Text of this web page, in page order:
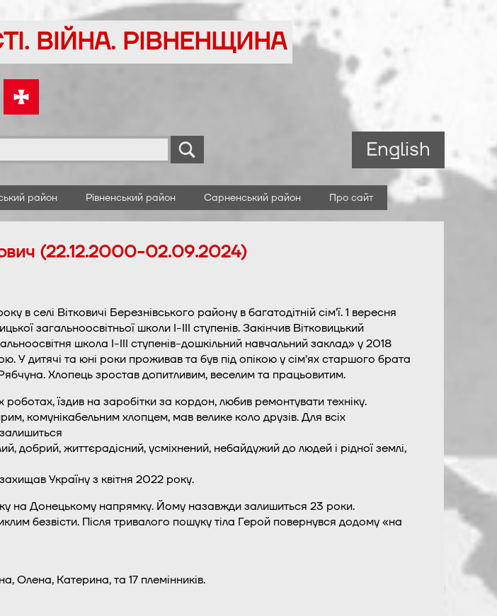
ВІЙНА. РІВНЕНЩИНА
English
район Рівненський район Сарненський район Про сайт
(22.12.2000-02.09.2024)
в селі Вітковичі Березнівського району в багатодітній сім’ї. 1 вересня
загальноосвітньої школи І-ІІІ ступенів. Закінчив Вітковицький
школа І-ІІІ ступенів-дошкільний навчальний заклад» у 2018
У дитячі та юні роки проживав та був під опікою у сім’ях старшого брата
Хлопець зростав допитливим, веселим та працьовитим.
їздив на заробітки за кордон, любив ремонтувати техніку.
комунікабельним хлопцем, мав велике коло друзів. Для всіх
добрий, життєрадісний, усміхнений, небайдужий до людей і рідної землі,
Україну з квітня 2022 року.
на Донецькому напрямку. Йому назавжди залишиться 23 роки.
безвісти. Після тривалого пошуку тіла Герой повернувся додому «на
Олена, Катерина, та 17 племінників.